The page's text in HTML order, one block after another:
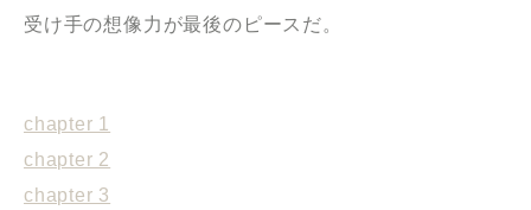
受け手の想像力が最後のピースだ。
chapter 1
chapter 2
chapter 3